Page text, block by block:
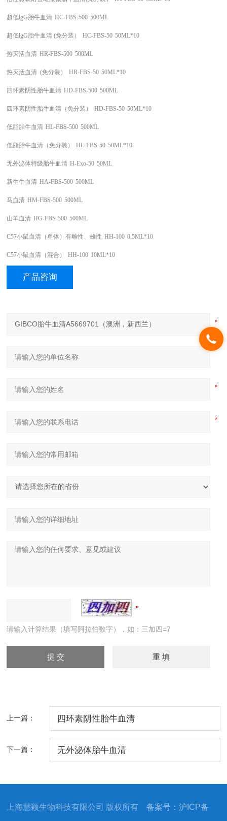
超低lgG胎牛血清 HC-FBS-500 500ML
超低lgG胎牛血清 (免分装） HC-FBS-50 50ML*10
热灭活血清 HR-FBS-500 500ML
热灭活血清 (免分装） HR-FBS-50 50ML*10
四环素阴性胎牛血清 HD-FBS-500 500ML
四环素阴性胎牛血清（免分装） HD-FBS-50 50ML*10
低脂胎牛血清 HL-FBS-500 500ML
低脂胎牛血清（免分装） HL-FBS-50 50ML*10
无外泌体特级胎牛血清 H-Exo-50 50ML
新生牛血清 HA-FBS-500 500ML
马血清 HM-FBS-500 500ML
山羊血清 HG-FBS-500 500ML
C57小鼠血清（单体）有雌性、雄性 HH-100 0.5ML*10
C57小鼠血清（混合） HH-100 10ML*10
产品咨询
请输入计算结果（填写阿拉伯数字），如：三加四=7
上一篇： 四环素阴性胎牛血清
下一篇： 无外泌体胎牛血清
上海慧颖生物科技有限公司 版权所有备案号：沪ICP备